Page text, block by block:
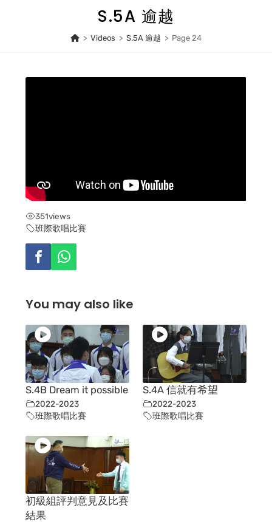
S.5A 逾越
> Videos > S.5A 逾越 > Page 24
351views
班際歌唱比賽
You may also like
S.4B Dream it possible
2022-2023
班際歌唱比賽
S.4A 信就有希望
2022-2023
班際歌唱比賽
初級組評判意見及比賽
結果